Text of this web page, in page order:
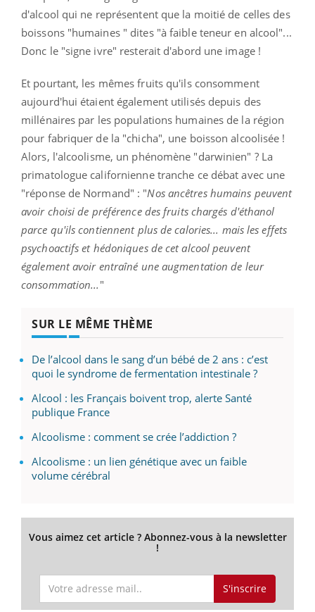
d'alcool qui ne représentent que la moitié de celles des
boissons "humaines " dites "à faible teneur en alcool"...
Donc le "signe ivre" resterait d'abord une image !
Et pourtant, les mêmes fruits qu'ils consomment
aujourd'hui étaient également utilisés depuis des
millénaires par les populations humaines de la région
pour fabriquer de la "chicha", une boisson alcoolisée !
Alors, l'alcoolisme, un phénomène "darwinien" ? La
primatologue californienne tranche ce débat avec une
"réponse de Normand" : "Nos ancêtres humains peuvent
avoir choisi de préférence des fruits chargés d'éthanol
parce qu'ils contiennent plus de calories... mais les effets
psychoactifs et hédoniques de cet alcool peuvent
également avoir entraîné une augmentation de leur
consommation... "
SUR LE MÊME THÈME
De l’alcool dans le sang d’un bébé de 2 ans : c’est
quoi le syndrome de fermentation intestinale ?
Alcool : les Français boivent trop, alerte Santé
publique France
Alcoolisme : comment se crée l’addiction ?
Alcoolisme : un lien génétique avec un faible
volume cérébral
Vous aimez cet article ? Abonnez-vous à la newsletter
!
S'inscrire